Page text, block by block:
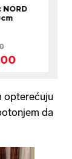
opterećuju
da